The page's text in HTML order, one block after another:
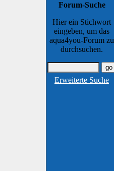
Forum-Suche
Hier ein Stichwort
eingeben, um das
aqua4you-Forum zu
durchsuchen.
Erweiterte Suche